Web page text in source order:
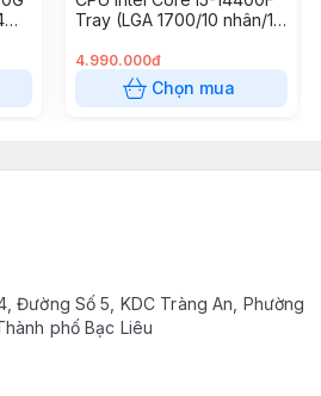
Tray (LGA 1700/10 nhân/16
Box)
4.990.000đ
Chọn mua
Đường Số 5, KDC Tràng An, Phường
phố Bạc Liêu